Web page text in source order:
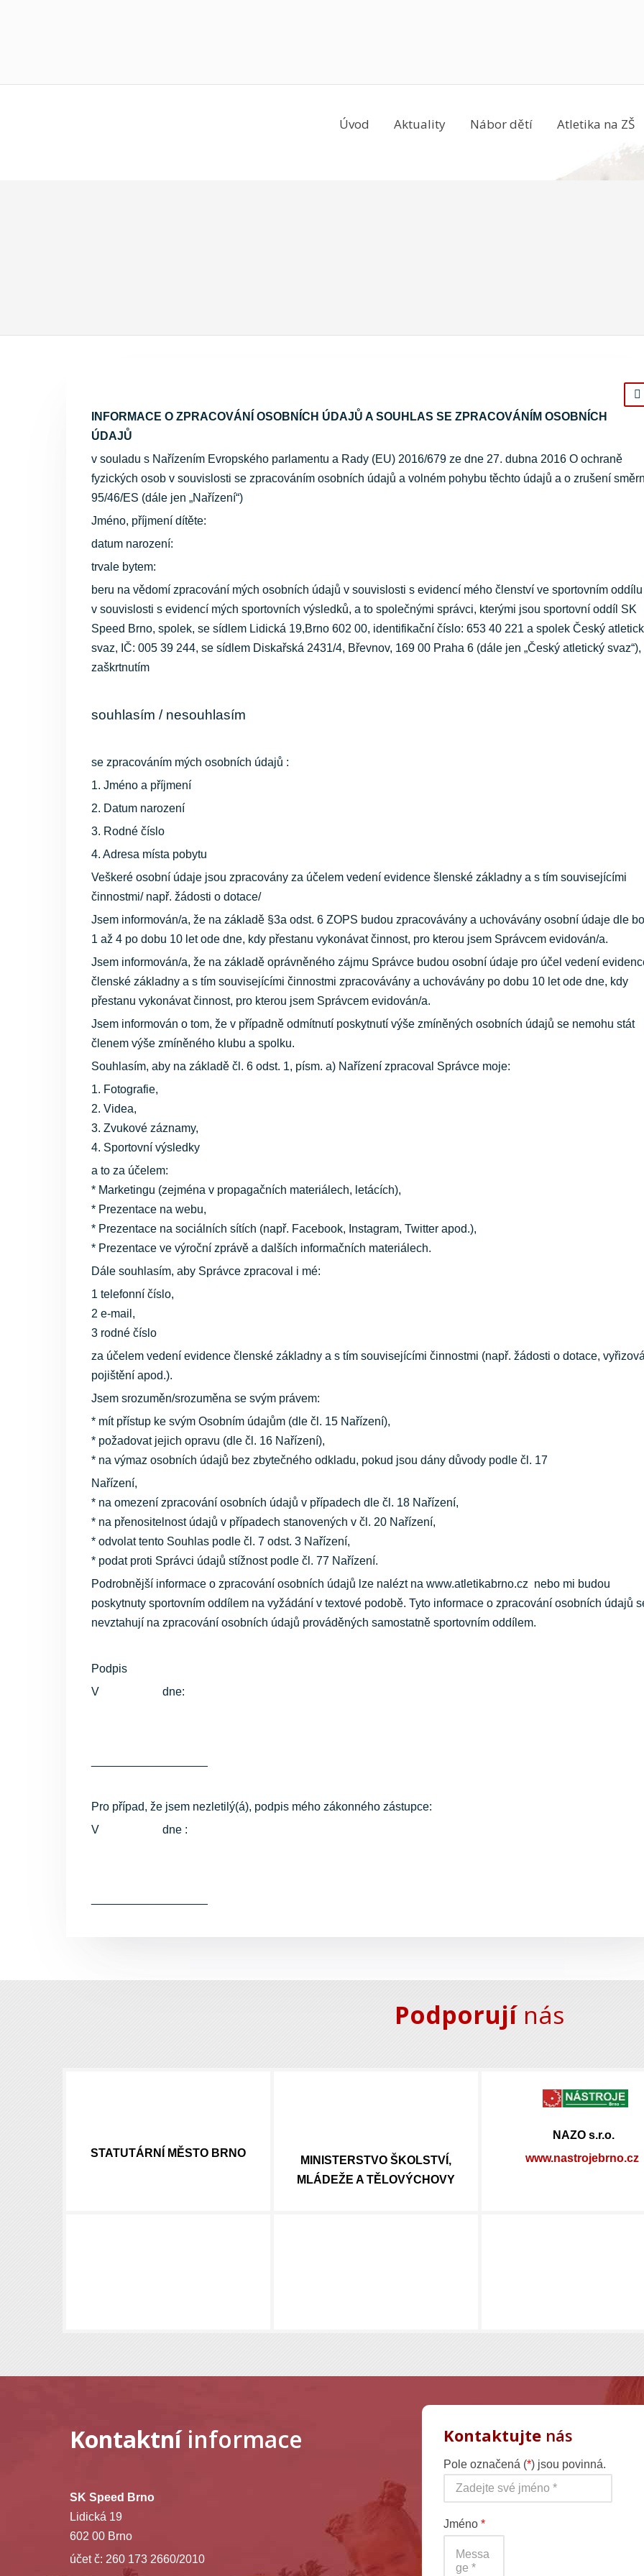
Úvod Aktuality Nábor dětí Atletika na ZŠ
INFORMACE O ZPRACOVÁNÍ OSOBNÍCH ÚDAJŮ A SOUHLAS SE ZPRACOVÁNÍM OSOBNÍCH
ÚDAJŮ
v souladu s Nařízením Evropského parlamentu a Rady (EU) 2016/679 ze dne 27. dubna 2016 O ochraně
fyzických osob v souvislosti se zpracováním osobních údajů a volném pohybu těchto údajů a o zrušení
95/46/ES (dále jen „Nařízení“)
Jméno, příjmení dítěte:
datum narození:
trvale bytem:
beru na vědomí zpracování mých osobních údajů v souvislosti s evidencí mého členství ve sportovním oddílu
v souvislosti s evidencí mých sportovních výsledků, a to společnými správci, kterými jsou sportovní oddíl SK
Speed Brno, spolek, se sídlem Lidická 19,Brno 602 00, identifikační číslo: 653 40 221 a spolek Český
svaz, IČ: 005 39 244, se sídlem Diskařská 2431/4, Břevnov, 169 00 Praha 6 (dále jen „Český atletický svaz“),
zaškrtnutím
souhlasím / nesouhlasím
se zpracováním mých osobních údajů :
1. Jméno a příjmení
2. Datum narození
3. Rodné číslo
4. Adresa místa pobytu
Veškeré osobní údaje jsou zpracovány za účelem vedení evidence šlenské základny a s tím souvisejícími
činnostmi/ např. žádosti o dotace/
Jsem informován/a, že na základě §3a odst. 6 ZOPS budou zpracovávány a uchovávány osobní údaje dle
1 až 4 po dobu 10 let ode dne, kdy přestanu vykonávat činnost, pro kterou jsem Správcem evidován/a.
Jsem informován/a, že na základě oprávněného zájmu Správce budou osobní údaje pro účel vedení
členské základny a s tím souvisejícími činnostmi zpracovávány a uchovávány po dobu 10 let ode dne, kdy
přestanu vykonávat činnost, pro kterou jsem Správcem evidován/a.
Jsem informován o tom, že v případně odmítnutí poskytnutí výše zmíněných osobních údajů se nemohu stát
členem výše zmíněného klubu a spolku.
Souhlasím, aby na základě čl. 6 odst. 1, písm. a) Nařízení zpracoval Správce moje:
1. Fotografie,
2. Videa,
3. Zvukové záznamy,
4. Sportovní výsledky
a to za účelem:
* Marketingu (zejména v propagačních materiálech, letácích),
* Prezentace na webu,
* Prezentace na sociálních sítích (např. Facebook, Instagram, Twitter apod.),
* Prezentace ve výroční zprávě a dalších informačních materiálech.
Dále souhlasím, aby Správce zpracoval i mé:
1 telefonní číslo,
2 e-mail,
3 rodné číslo
za účelem vedení evidence členské základny a s tím souvisejícími činnostmi (např. žádosti o dotace,
pojištění apod.).
Jsem srozuměn/srozuměna se svým právem:
* mít přístup ke svým Osobním údajům (dle čl. 15 Nařízení),
* požadovat jejich opravu (dle čl. 16 Nařízení),
* na výmaz osobních údajů bez zbytečného odkladu, pokud jsou dány důvody podle čl. 17
Nařízení,
* na omezení zpracování osobních údajů v případech dle čl. 18 Nařízení,
* na přenositelnost údajů v případech stanovených v čl. 20 Nařízení,
* odvolat tento Souhlas podle čl. 7 odst. 3 Nařízení,
* podat proti Správci údajů stížnost podle čl. 77 Nařízení.
Podrobnější informace o zpracování osobních údajů lze nalézt na www.atletikabrno.cz nebo mi budou
poskytnuty sportovním oddílem na vyžádání v textové podobě. Tyto informace o zpracování osobních údajů
nevztahují na zpracování osobních údajů prováděných samostatně sportovním oddílem.
Podpis
V dne:
Pro případ, že jsem nezletilý(á), podpis mého zákonného zástupce:
V dne :
Podporujínás
STATUTÁRNÍ MĚSTO BRNO
MINISTERSTVO ŠKOLSTVÍ,
MLÁDEŽE A TĚLOVÝCHOVY
NAZO s.r.o.
www.nastrojebrno.cz
Kontaktníinformace
SK Speed Brno
Lidická 19
602 00 Brno
účet č: 260 173 2660/2010
Kontaktujte nás
Pole označená (*) jsou povinná.
Jméno *